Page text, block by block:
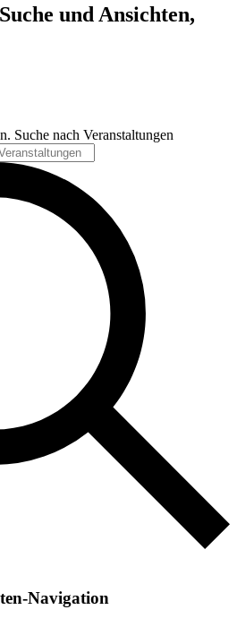
und Ansichten,
Suche nach Veranstaltungen
Navigation